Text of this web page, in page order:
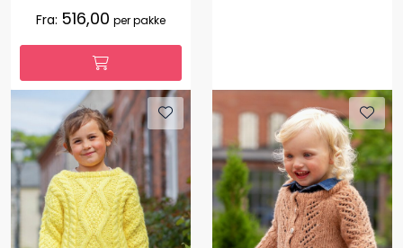
Fra: 516,00 per pakke